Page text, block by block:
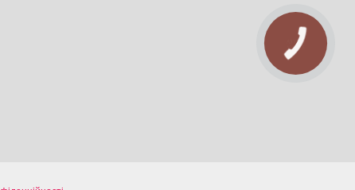
КНОПКА
ЗВ'ЯЗКУ